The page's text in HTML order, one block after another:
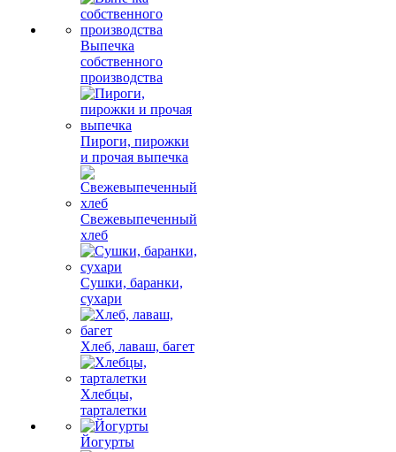
Выпечка
собственного
производства
Пироги, пирожки
и прочая выпечка
Свежевыпеченный
хлеб
Сушки, баранки,
сухари
Хлеб, лаваш, багет
Хлебцы,
тарталетки
Йогурты